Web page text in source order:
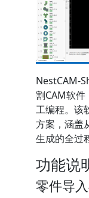
NestCAM-
割CAM软件
工编程。该
方案，涵盖
生成的全过
功能说
零件导